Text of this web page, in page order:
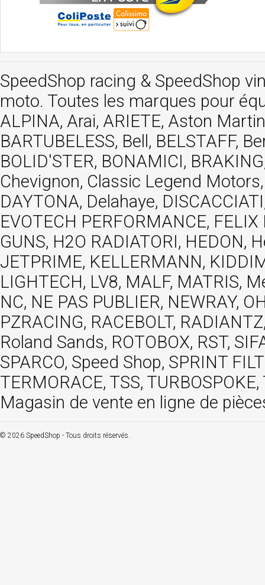
SpeedShop racing & SpeedShop
moto. Toutes les marques pour
ALPINA, Arai, ARIETE, Aston
BARTUBELESS, Bell, BELSTAFF,
BOLID'STER, BONAMICI,
Chevignon, Classic Legend
DAYTONA, Delahaye,
EVOTECH PERFORMANCE,
GUNS, H2O RADIATORI, HEDON,
JETPRIME, KELLERMANN,
LIGHTECH, LV8, MALF, MATRIS,
NC, NE PAS PUBLIER, NEWRAY,
PZRACING, RACEBOLT,
Roland Sands, ROTOBOX, RST,
SPARCO, Speed Shop, SPRINT
TERMORACE, TSS,
Magasin de vente en ligne de
© 2026 SpeedShop - Tous droits réservés.